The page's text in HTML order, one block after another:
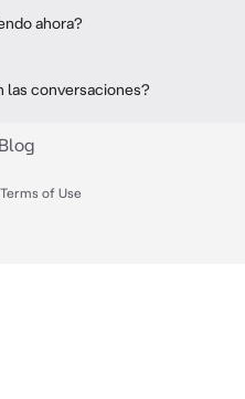
ahora?
las conversaciones?
Blog
of Use